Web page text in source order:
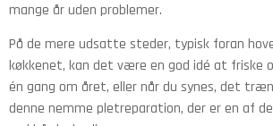
mange år uden problemer.
På de mere udsatte steder, typisk foran
køkkenet, kan det være en god idé at friske
én gang om året, eller når du synes, det
denne nemme pletreparation, der er en af